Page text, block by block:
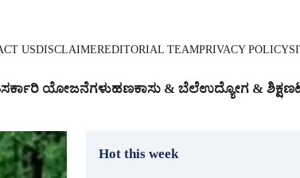
USDISCLAIMEREDITORIAL TEAMPRIVACY POLICY
ಸರ್ಕಾರಿ ಯೋಜನೆಗಳುಹಣಕಾಸು & ಬೆಲೆಉದ್ಯೋಗ & ಶಿಕ್ಷಣ
Hot this week